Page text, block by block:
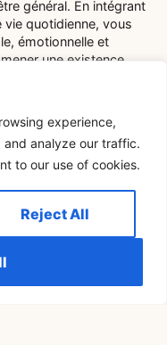
experience,
analyze our traffic.
to our use of cookies.
Reject All
général. En intégrant
quotidienne, vous
émotionnelle et
une existence
ou d’autres
compréhension de
plus grand dans